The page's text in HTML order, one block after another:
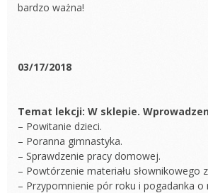
bardzo ważna!
03/17/2018
Temat lekcji: W sklepie.
– Powitanie dzieci.
– Poranna gimnastyka.
– Sprawdzenie pracy domowej.
– Powtórzenie materiału słownikowego
– Przypomnienie pór roku i pogadanka o